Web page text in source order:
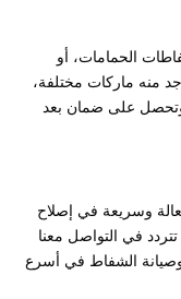
الحمامات، أو
منه ماركات مختلفة،
على ضمان بعد
وسريعة في إصلاح
في التواصل معنا
الشفاط في أسرع